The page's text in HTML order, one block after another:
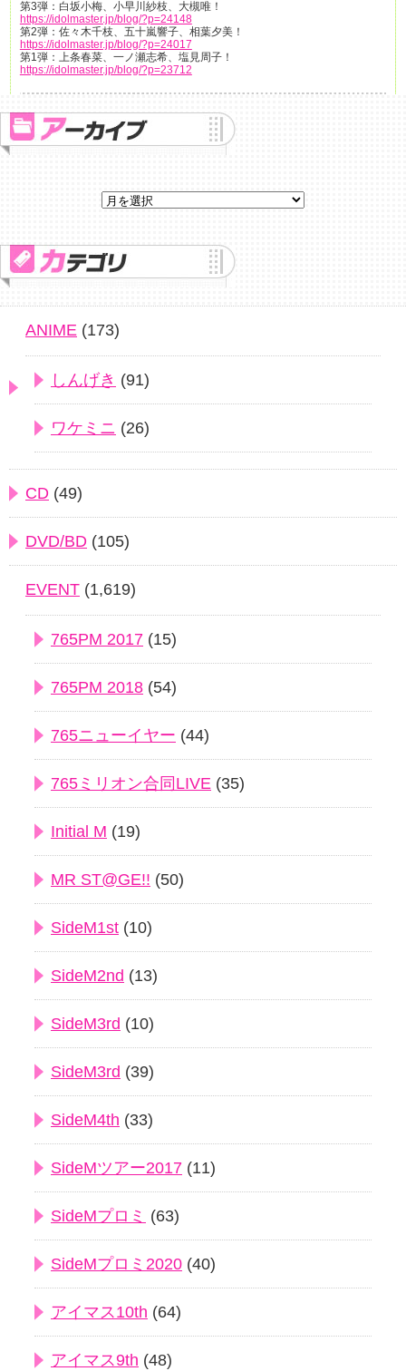
第3弾：白坂小梅、小早川紗枝、大槻唯！
https://idolmaster.jp/blog/?p=24148
第2弾：佐々木千枝、五十嵐響子、相葉夕美！
https://idolmaster.jp/blog/?p=24017
第1弾：上条春菜、一ノ瀬志希、塩見周子！
https://idolmaster.jp/blog/?p=23712
ANIME (173)
しんげき (91)
ワケミニ (26)
CD (49)
DVD/BD (105)
EVENT (1,619)
765PM 2017 (15)
765PM 2018 (54)
765ニューイヤー (44)
765ミリオン合同LIVE (35)
Initial M (19)
MR ST@GE!! (50)
SideM1st (10)
SideM2nd (13)
SideM3rd (10)
SideM3rd (39)
SideM4th (33)
SideMツアー2017 (11)
SideMプロミ (63)
SideMプロミ2020 (40)
アイマス10th (64)
アイマス9th (48)